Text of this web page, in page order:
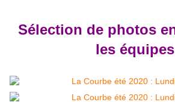
Sélection de photos
les équipes